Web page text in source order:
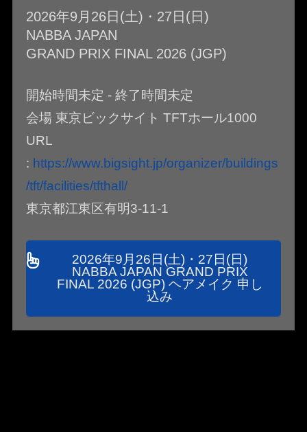
2026年9月26日(土)・27日(日)
NABBA JAPAN
GRAND PRIX FINAL 2026 (JGP)
開始時間未定 - 終了時間未定
会場 東京ビックサイト TFTホール1000
URL
: https://www.bigsight.jp/organizer/buildings
/tft/facilities/tfthall/
東京都江東区有明3-11-1
2026年9月26日(土)・27日(日)
NABBA JAPAN GRAND PRIX
FINAL 2026 (JGP) ヘアメイク 申し
込み